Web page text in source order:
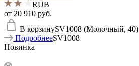
RUB
от 20 910 руб.
В корзинуSV1008 (Молочный, 40)
ПодробнееSV1008
Новинка